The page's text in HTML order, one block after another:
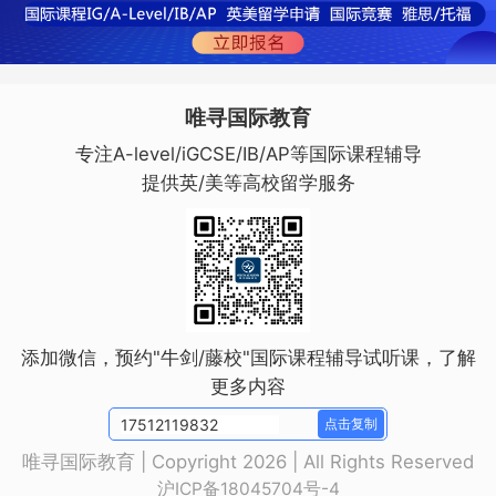
唯寻国际教育
专注A-level/iGCSE/IB/AP等国际课程辅导
提供英/美等高校留学服务
添加微信，预约"牛剑/藤校"国际课程辅导试听课，了解
更多内容
点击复制
唯寻国际教育 | Copyright 2026 | All Rights Reserved
沪ICP备18045704号-4